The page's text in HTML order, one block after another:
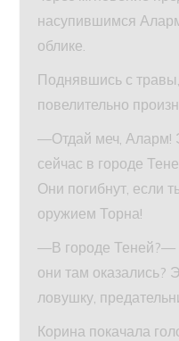
насупившимся
облике.
Поднявшись с
повелительно
—Отдай меч, Аларм!
сейчас в городе
Они погибнут, если
оружием Торна!
—В городе Теней?—
они там оказались?
ловушку,
Корина покачала